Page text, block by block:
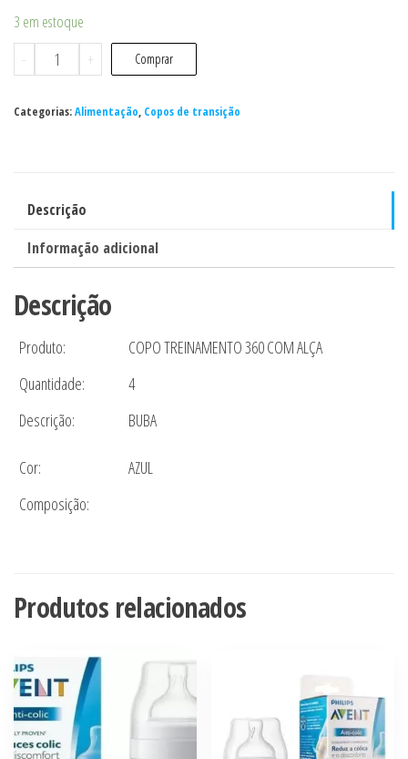
3 em estoque
-
Copo
treinamento
360
quantidade
+ Comprar
Categorias:Alimentação, Copos de transição
Descrição
Informação adicional
Descrição
Produto:
COPO TREINAMENTO 360 COM ALÇA
Quantidade:
4
Descrição:
BUBA
Cor:
AZUL
Composição:
Produtos relacionados